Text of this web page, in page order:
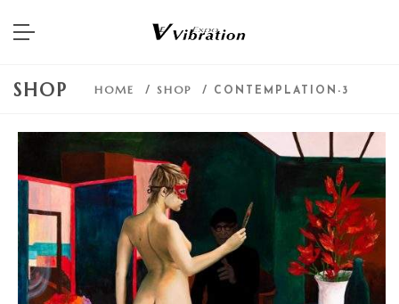
SHOP HOME / SHOP / CONTEMPLATION-3